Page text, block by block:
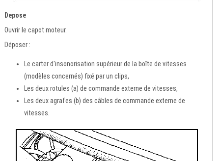
Depose
Ouvrir le capot moteur.
Déposer :
Le carter d'insonorisation supérieur de la boîte de vitesses
(modèles concernés) fixé par un clips,
Les deux rotules (a) de commande externe de vitesses,
Les deux agrafes (b) des câbles de commande externe de
vitesses.